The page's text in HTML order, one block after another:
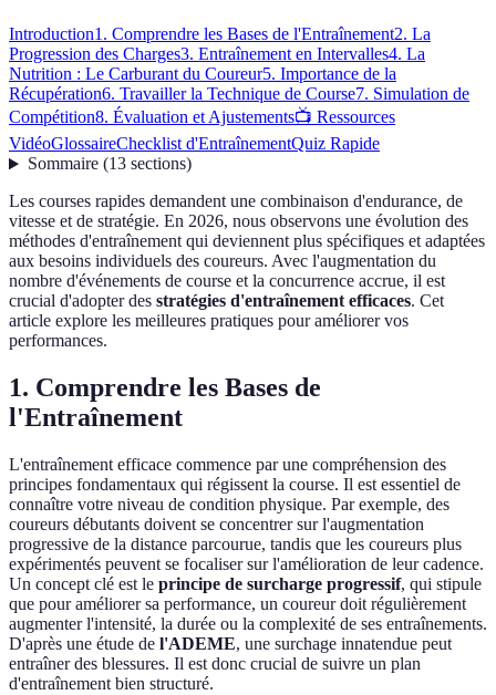
Introduction1. Comprendre les Bases de l'Entraînement2. La
Progression des Charges3. Entraînement en Intervalles4. La
Nutrition : Le Carburant du Coureur5. Importance de la
Récupération6. Travailler la Technique de Course7. Simulation de
Compétition8. Évaluation et Ajustements📺 Ressources
VidéoGlossaireChecklist d'EntraînementQuiz Rapide
Sommaire(13 sections)
Les courses rapides demandent une combinaison d'endurance, de
vitesse et de stratégie. En 2026, nous observons une évolution des
méthodes d'entraînement qui deviennent plus spécifiques et adaptées
aux besoins individuels des coureurs. Avec l'augmentation du
nombre d'événements de course et la concurrence accrue, il est
crucial d'adopter des stratégies d'entraînement efficaces. Cet
article explore les meilleures pratiques pour améliorer vos
performances.
1. Comprendre les Bases de
l'Entraînement
L'entraînement efficace commence par une compréhension des
principes fondamentaux qui régissent la course. Il est essentiel de
connaître votre niveau de condition physique. Par exemple, des
coureurs débutants doivent se concentrer sur l'augmentation
progressive de la distance parcourue, tandis que les coureurs plus
expérimentés peuvent se focaliser sur l'amélioration de leur cadence.
Un concept clé est le principe de surcharge progressif, qui stipule
que pour améliorer sa performance, un coureur doit régulièrement
augmenter l'intensité, la durée ou la complexité de ses entraînements.
D'après une étude de l'ADEME, une surchage innatendue peut
entraîner des blessures. Il est donc crucial de suivre un plan
d'entraînement bien structuré.